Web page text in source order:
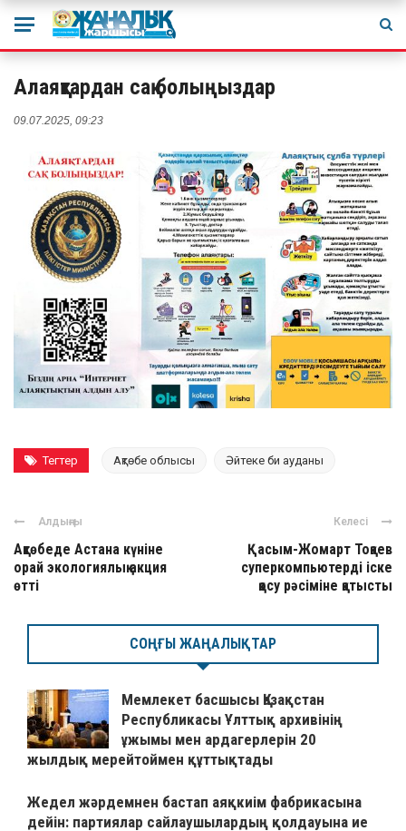
Алаяқтардан сақ болыңыздар
09.07.2025, 09:23
Тегтер Ақтөбе облысы Әйтеке би ауданы
Алдыңғы
Ақтөбеде Астана күніне
орай экологиялық акция
өтті
Келесі
Қасым-Жомарт Тоқаев
суперкомпьютерді іске
қосу рәсіміне қатысты
СОҢҒЫ ЖАҢАЛЫҚТАР
Мемлекет басшысы Қазақстан
Республикасы Ұлттық архивінің
ұжымы мен ардагерлерін 20
жылдық мерейтоймен құттықтады
Жедел жәрдемнен бастап аяқкиім фабрикасына
дейін: партиялар сайлаушылардың қолдауына ие